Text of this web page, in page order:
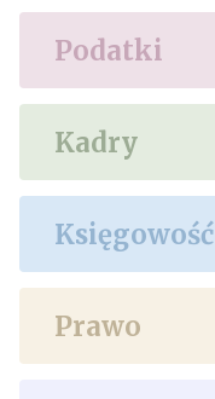
Podatki
Kadry
Księgowość
Prawo